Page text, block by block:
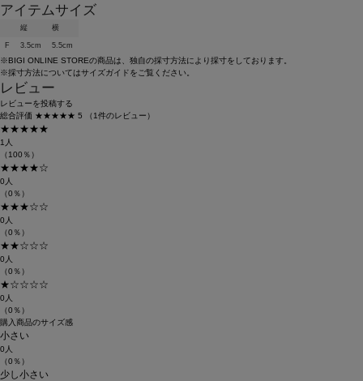
アイテムサイズ
縦 横
F 3.5cm 5.5cm
※BIGI ONLINE STOREの商品は、独自の採寸方法により採寸をしております。
※採寸方法についてはサイズガイドをご覧ください。
レビュー
レビューを投稿する
総合評価 ★★★★★ 5 （1件のレビュー）
★★★★★
1人
（100％）
★★★★☆
0人
（0％）
★★★☆☆
0人
（0％）
★★☆☆☆
0人
（0％）
★☆☆☆☆
0人
（0％）
購入商品のサイズ感
小さい
0人
（0％）
少し小さい